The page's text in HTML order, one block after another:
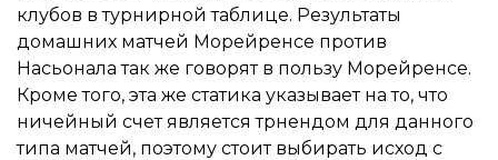
клубов в турнирной таблице. Результаты
домашних матчей Морейренсе против
Насьонала так же говорят в пользу Морейренсе.
Кроме того, эта же статика указывает на то, что
ничейный счет является трнендом для данного
типа матчей, поэтому стоит выбирать исход с